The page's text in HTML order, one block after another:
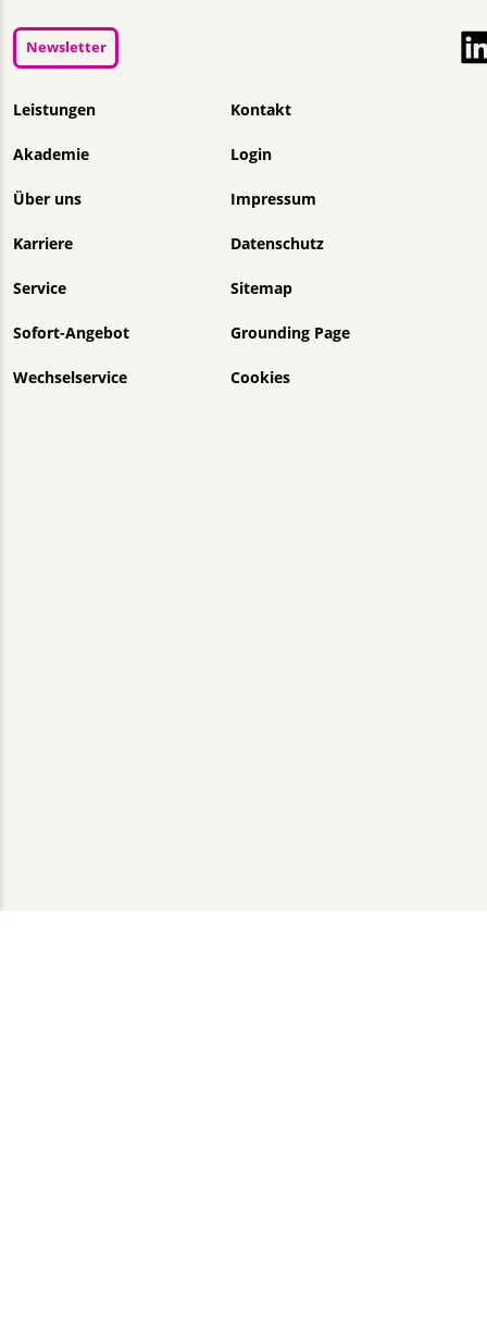
Navigation überspringen
Leistungen
Akademie
Über uns
Karriere
Service
Sofort-Angebot
Wechselservice
Kontakt
Login
Impressum
Datenschutz
Sitemap
Grounding Page
Cookies
Newsletter